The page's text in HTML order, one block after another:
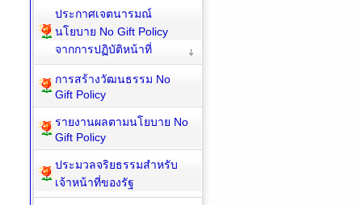
ประกาศเจตนารมณ์
นโยบาย No Gift Policy
จากการปฏิบัติหน้าที่
การสร้างวัฒนธรรม No
Gift Policy
รายงานผลตามนโยบาย No
Gift Policy
ประมวลจริยธรรมสำหรับ
เจ้าหน้าที่ของรัฐ